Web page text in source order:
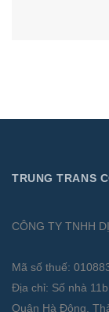
TRUNG TRANS
CÔNG TY TNHH
Mã số thuế:
Địa chỉ: Số nhà
Quận Hà Đông,